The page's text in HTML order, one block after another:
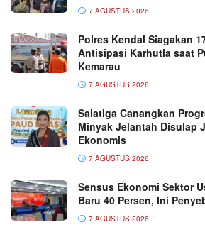
7 AGUSTUS 2026
Polres Kendal Siagakan
Antisipasi Karhutla saat
Kemarau
7 AGUSTUS 2026
Salatiga Canangkan
Minyak Jelantah Disulap
Ekonomis
7 AGUSTUS 2026
Sensus Ekonomi Sektor
Baru 40 Persen, Ini
7 AGUSTUS 2026